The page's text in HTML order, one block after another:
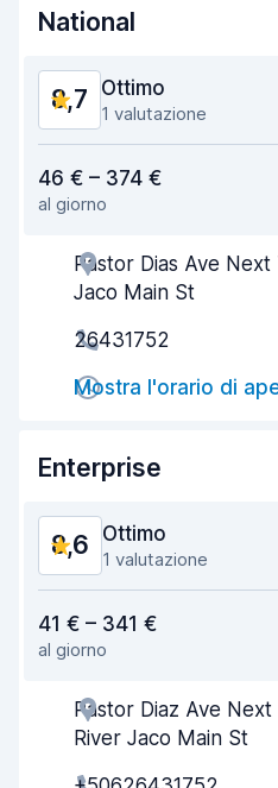
National
8,7 Ottimo
1 valutazione
Facile da trovare
Gentilezza degli agenti
Condizioni dell'auto
46 € – 374 €
al giorno
Pastor Dias Ave
Jaco Main St
26431752
Mostra l'orario di
Enterprise
8,6 Ottimo
1 valutazione
Facile da trovare
Gentilezza degli agenti
41 € – 341 €
al giorno
Pastor Diaz Ave
River Jaco Main St